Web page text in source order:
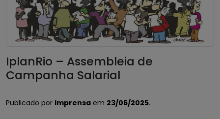
IplanRio – Assembleia de
Campanha Salarial
Publicado por Imprensa em 23/06/2025.